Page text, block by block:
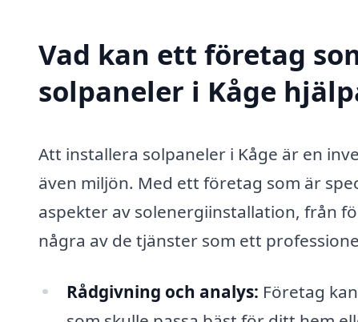
Vad kan ett företag
solpaneler i Kåge
Att installera solpaneler i Kåge är en
även miljön. Med ett företag som är
aspekter av solenergiinstallation, från
några av de tjänster som ett
Rådgivning och analys: Företag